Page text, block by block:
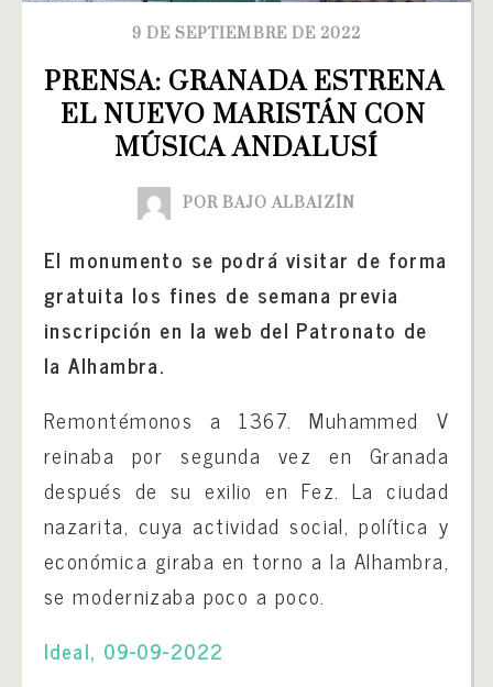
9 DE SEPTIEMBRE DE 2022
PRENSA: GRANADA ESTRENA
EL NUEVO MARISTÁN CON
MÚSICA ANDALUSÍ
POR BAJO ALBAIZÍN
El monumento se podrá visitar de forma
gratuita los fines de semana previa
inscripción en la web del Patronato de
la Alhambra.
Remontémonos a 1367. Muhammed V
reinaba por segunda vez en Granada
después de su exilio en Fez. La ciudad
nazarita, cuya actividad social, política y
económica giraba en torno a la Alhambra,
se modernizaba poco a poco.
Ideal, 09-09-2022